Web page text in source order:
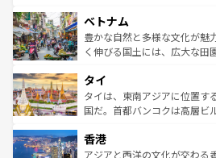
参照してほしい。
容にもいいと評判のスイーツ
が味わえる。 なお、新着
照してほしい。
き、地方に足を延ばせば四季
できる。そして、キムチや焼
まで、さまざまな韓国料理が
リティに包まれながら、韓国
わってみてほし
覧を参照してほしい。
ベトナム
豊かな自然と多様な文化が魅
く伸びる国土には、広大な田
急速な発展と共に伝統が息づ
ーチミン市のフランス統治時
醸し出している。また、バラ
とつ。フォーやバインミー、
ひ現地で味わいたい。どの地
タイ
タイは、東南アジアに位置す
国だ。首都バンコクは高層ビ
の活気が交差している。北部
帯で自然と触れ合い、南部で
香港
アジアと西洋の文化が交わる